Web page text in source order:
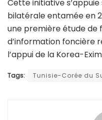
Cette initiative
bilatérale entamée en
une première étude de
d’information foncière
l’appui de la Korea-
Tags: Tunisie-Corée du